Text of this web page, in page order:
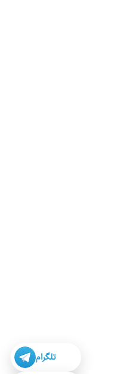
تلگرام